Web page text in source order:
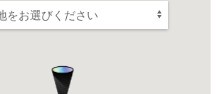
をお選びください